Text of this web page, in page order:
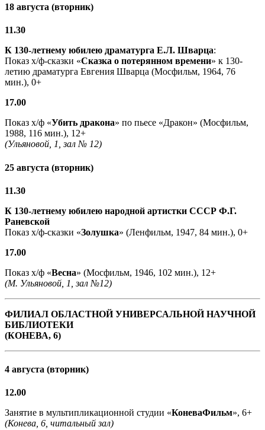
18 августа (вторник)
11.30
К 130-летнему юбилею драматурга Е.Л. Шварца:
Показ х/ф-сказки «Сказка о потерянном времени» к 130-
летию драматурга Евгения Шварца (Мосфильм, 1964, 76
мин.), 0+
17.00
Показ х/ф «Убить дракона» по пьесе «Дракон» (Мосфильм,
1988, 116 мин.), 12+
(Ульяновой, 1, зал № 12)
25 августа (вторник)
11.30
К 130-летнему юбилею народной артистки СССР Ф.Г.
Раневской
Показ х/ф-сказки «Золушка» (Ленфильм, 1947, 84 мин.), 0+
17.00
Показ х/ф «Весна» (Мосфильм, 1946, 102 мин.), 12+
(М. Ульяновой, 1, зал №12)
ФИЛИАЛ ОБЛАСТНОЙ УНИВЕРСАЛЬНОЙ НАУЧНОЙ
БИБЛИОТЕКИ
(КОНЕВА, 6)
4 августа (вторник)
12.00
Занятие в мультипликационной студии «КоневаФильм», 6+
(Конева, 6, читальный зал)